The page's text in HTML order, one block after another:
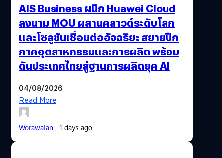
AIS Business ผนึก Huawei Cloud
ลงนาม MOU ผสานคลาวด์ระดับโลก
และโซลูชันเชื่อมต่ออัจฉริยะ สยายปีก
ภาคอุตสาหกรรมและการผลิต พร้อม
ดันประเทศไทยสู่ฐานการผลิตยุค AI
04/08/2026
Read More
Worawalan| 1 days ago